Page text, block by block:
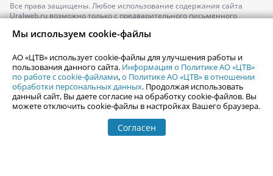
Все права защищены. Любое использование содержания сайта
Uralweb.ru возможно только с предварительного письменного
По вопросам размещения рекламы обращайтесь по тел.
По вопросам размещения информации в разделе «Афиша»
afisha@uralweb.ru
Пользовательское соглашение на использование сайта
Политика АО «ЦТВ» в отношении обработки персональных данных
Мы используем cookie-файлы
АО «ЦТВ» использует cookie-файлы для улучшения работы и
пользования данного сайта. Информация о Политике АО «ЦТВ»
по работе с cookie-файлами,о Политике АО «ЦТВ» в отношении
обработки персональных данных. Продолжая использовать
данный сайт, Вы даете согласие на обработку cookie-файлов. Вы
можете отключить cookie-файлы в настройках Вашего браузера.
Согласен